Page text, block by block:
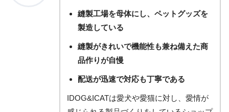
縫製工場を母体にし、ペットグッズを
製造している
縫製がきれいで機能性も兼ね備えた商
品作りが自慢
配送が迅速で対応も丁寧である
IDOG&ICATは愛犬や愛猫に対し、愛情が